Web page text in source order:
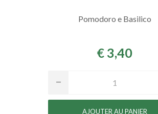
Pomodoro e Basilico
€ 3,40